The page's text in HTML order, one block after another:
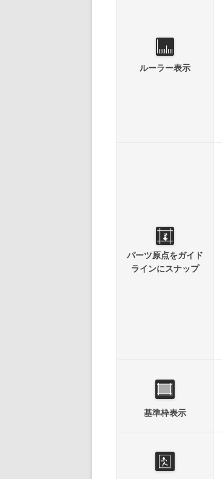
ルーラー表示
パーツ原点をガイド
ラインにスナップ
基準枠表示